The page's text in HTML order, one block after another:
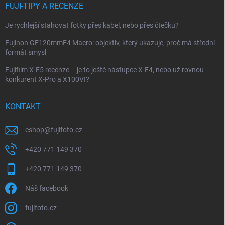
FUJI-TIPY A RECENZE
Je rychlejší stahovat fotky přes kabel, nebo přes čtečku?
Fujinon GF120mmF4 Macro: objektiv, který ukazuje, proč má střední
formát smysl
Fujifilm X-E5 recenze – je to ještě nástupce X-E4, nebo už rovnou
konkurent X-Pro a X100VI?
KONTAKT
eshop@fujifoto.cz
+420 771 149 370
+420 771 149 370
Náš facebook
fujifoto.cz